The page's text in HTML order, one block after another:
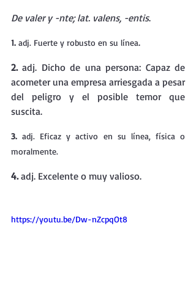
De valer y -nte; lat. valens, -entis.
1. adj. Fuerte y robusto en su línea.
2. adj. Dicho de una persona: Capaz de
acometer una empresa arriesgada a pesar
del peligro y el posible temor que
suscita.
3. adj. Eficaz y activo en su línea, física o
moralmente.
4. adj. Excelente o muy valioso.
https://youtu.be/Dw-nZcpqOt8